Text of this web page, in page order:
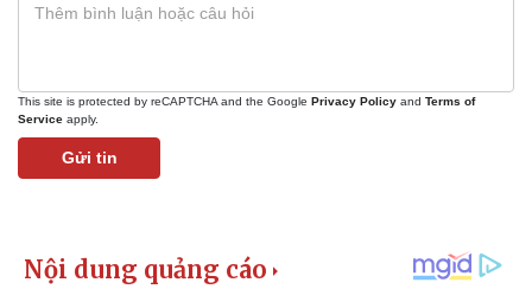
This site is protected by reCAPTCHA and the Google Privacy Policy and Terms of
Service apply.
Gửi tin